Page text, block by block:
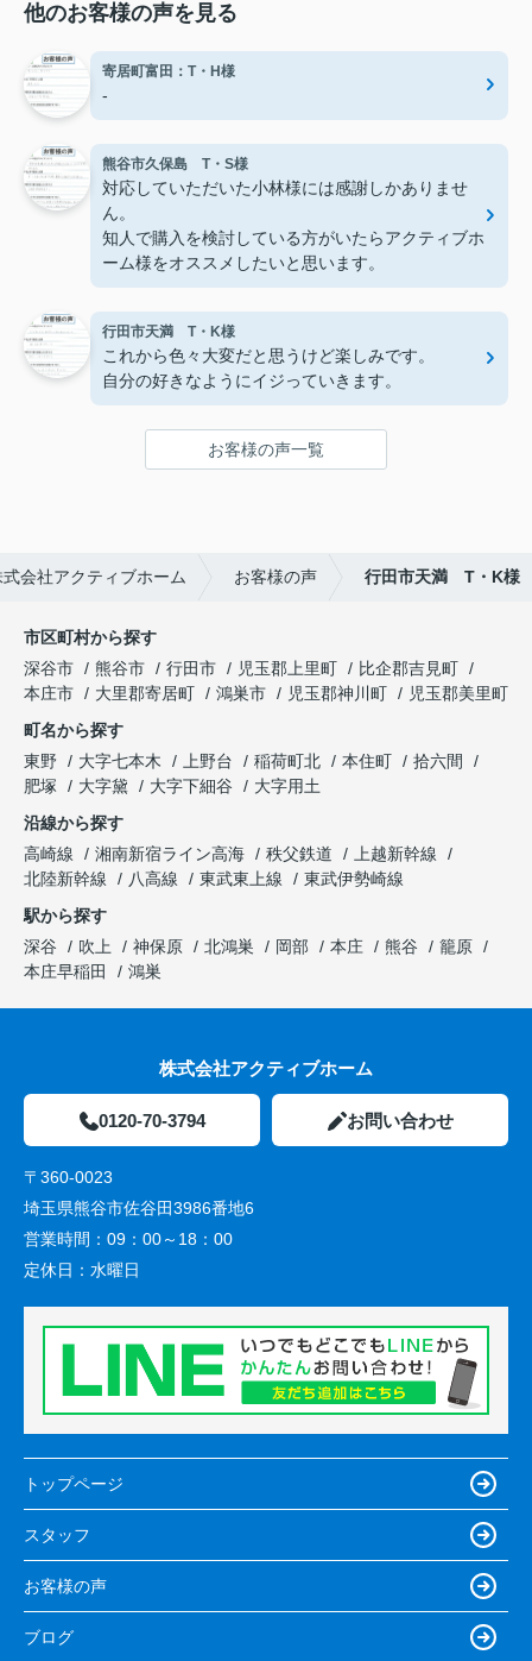
他のお客様の声を見る
寄居町富田：T・H様
-
熊谷市久保島 T・S様
対応していただいた小林様には感謝しかありませ
ん。
知人で購入を検討している方がいたらアクティブホ
ーム様をオススメしたいと思います。
行田市天満 T・K様
これから色々大変だと思うけど楽しみです。
自分の好きなようにイジっていきます。
お客様の声一覧
会社アクティブホーム お客様の声 行田市天満 T・K様
市区町村から探す
深谷市
熊谷市 行田市 児玉郡上里町
比企郡吉見町
本庄市
大里郡寄居町 鴻巣市 児玉郡神川町
児玉郡美里町
町名から探す
東野
大字七本木 上野台 稲荷町北 本住町
拾六間
肥塚
大字黛 大字下細谷
大字用土
沿線から探す
高崎線
湘南新宿ライン高海 秩父鉄道
上越新幹線
北陸新幹線
八高線 東武東上線
東武伊勢崎線
駅から探す
深谷
吹上 神保原 北鴻巣 岡部 本庄 熊谷
籠原
本庄早稲田
鴻巣
株式会社アクティブホーム
0120-70-3794 お問い合わせ
〒360-0023
埼玉県熊谷市佐谷田3986番地6
営業時間： 09：00～18：00
定休日： 水曜日
トップページ
スタッフ
お客様の声
ブログ